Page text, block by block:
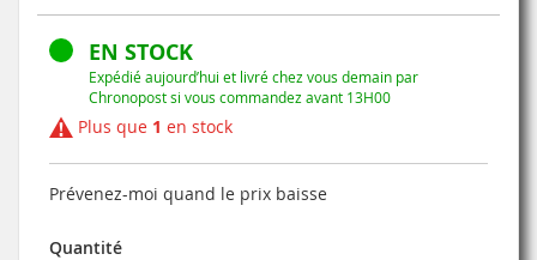
EN STOCK
Expédié aujourd’hui et livré chez vous demain par
Chronopost si vous commandez avant 13H00
Plus que 1 en stock
Prévenez-moi quand le prix baisse
Quantité